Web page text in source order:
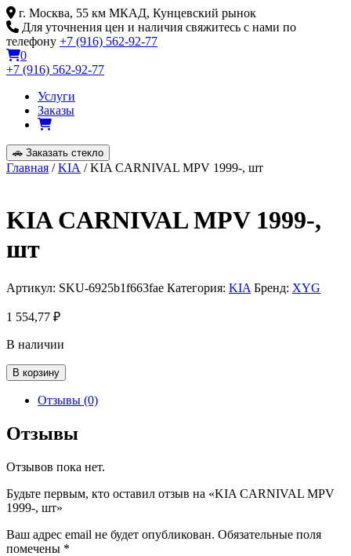
Skip
to
content
г. Москва, 55 км МКАД, Кунцевский рынок
Для уточнения цен и наличия свяжитесь с нами по
телефону +7 (916) 562-92-77
0
+7 (916) 562-92-77
Услуги
Заказы
🚗 Заказать стекло
Главная /KIA / KIA CARNIVAL MPV 1999-, шт
KIA CARNIVAL MPV 1999-,
шт
Артикул: SKU-6925b1f663fae Категория: KIA Бренд: XYG
1 554,77 ₽
В наличии
Количество
товара
KIA
MPV
1999-,
В корзину
Отзывы (0)
Отзывы
Отзывов пока нет.
Будьте первым, кто оставил отзыв на «KIA CARNIVAL MPV
1999-, шт»
Ваш адрес email не будет опубликован. Обязательные поля
помечены *